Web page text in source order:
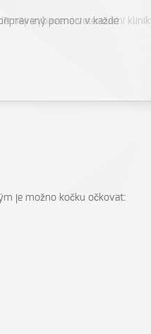
pomoci v každé
vybavené veterinární
je možno kočku očkovat: